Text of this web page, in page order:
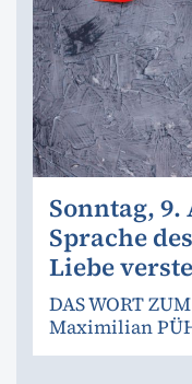
Sonntag, 9.
Sprache
Liebe
DAS WORT
Maximilian